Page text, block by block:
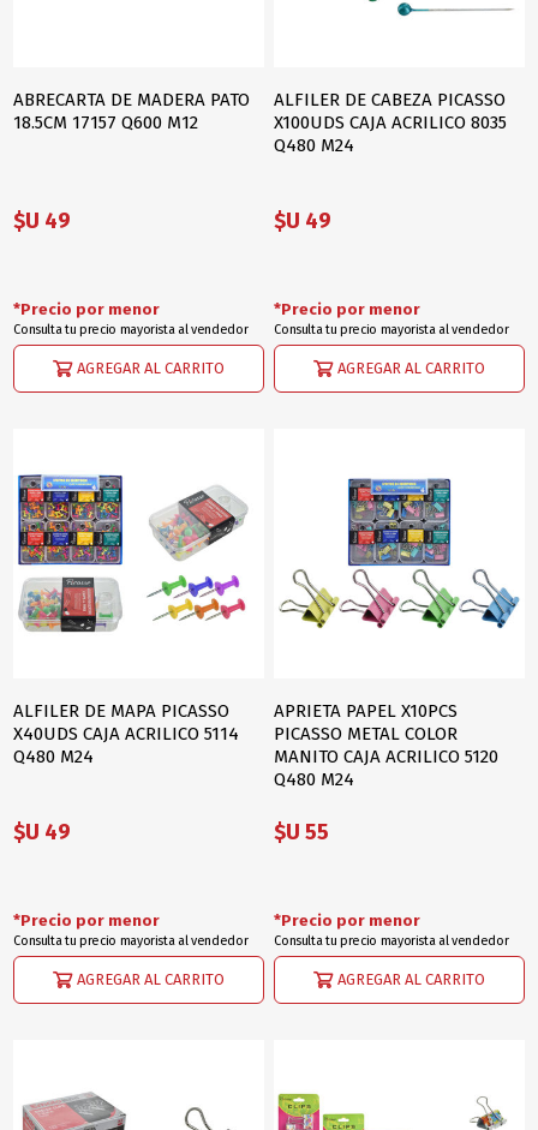
ABRECARTA DE MADERA PATO
18.5CM 17157 Q600 M12
$U 49
AGREGAR AL CARRITO
*Precio por menor
Consulta tu precio mayorista al vendedor
ALFILER DE CABEZA PICASSO
X100UDS CAJA ACRILICO 8035
Q480 M24
$U 49
AGREGAR AL CARRITO
*Precio por menor
Consulta tu precio mayorista al vendedor
ALFILER DE MAPA PICASSO
X40UDS CAJA ACRILICO 5114
Q480 M24
$U 49
AGREGAR AL CARRITO
*Precio por menor
Consulta tu precio mayorista al vendedor
APRIETA PAPEL X10PCS
PICASSO METAL COLOR
MANITO CAJA ACRILICO 5120
Q480 M24
$U 55
AGREGAR AL CARRITO
*Precio por menor
Consulta tu precio mayorista al vendedor